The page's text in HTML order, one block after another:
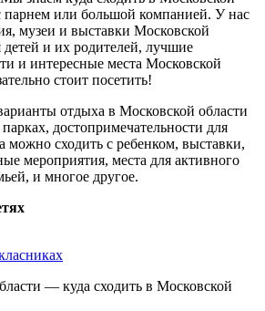
парнем или большой компанией. У нас
музеи и выставки Московской
и их родителей, лучшие
и интересные места Московской
стоит посетить!
отдыха в Московской области
достопримечательности для
можно сходить с ребенком, выставки,
мероприятия, места для активного
и многое другое.
— куда сходить в Московской